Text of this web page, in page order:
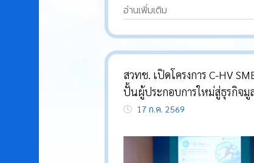
อ่านเพิ่มเติม
สวทช. เปิดโครงการ C-HV
ปั้นผู้ประกอบการใหม่สู่ธุรกิจมู
ด้วยนวัตกรรม
17 ก.ค. 2569